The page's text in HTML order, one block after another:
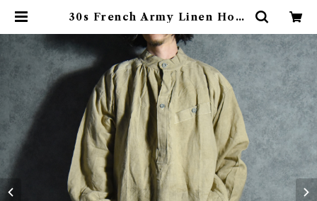
30s French Army Linen Hosp
ス軍 ホスピタル ボージョン スモッ
ク ブージュロン | mark & collar
s (マークアンドカラーズ)